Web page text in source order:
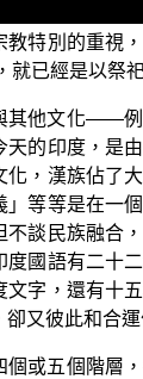
留，兩個複
特別的重視
已經是以祭
其他文化——
的印度，是
，漢族佔了
等等是在一
談民族融合
國語有二十
字，還有十
又彼此和合
或五個階層